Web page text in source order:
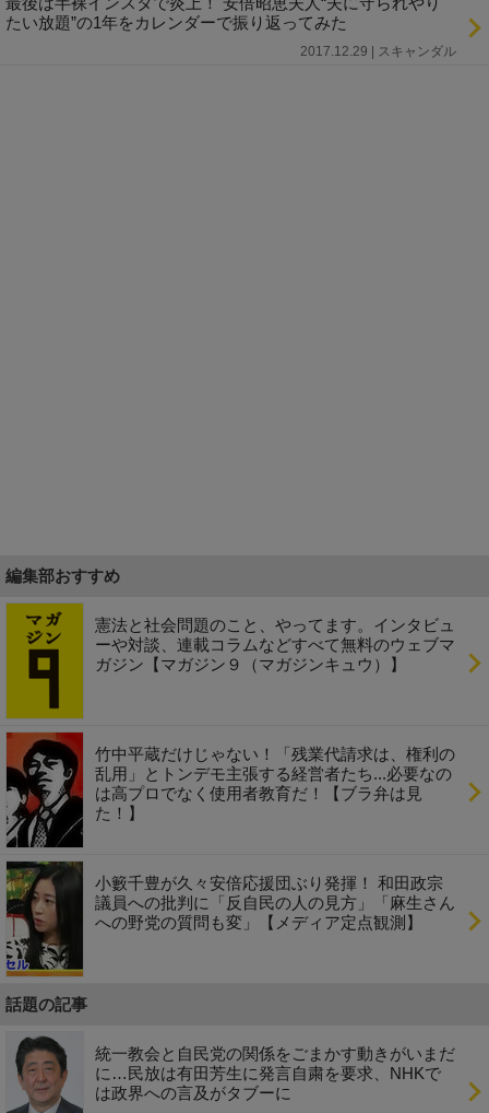
たい放題”の1年をカレンダーで振り返ってみた
2017.12.29 | スキャンダル
編集部おすすめ
憲法と社会問題のこと、やってます。インタビュ
ーや対談、連載コラムなどすべて無料のウェブマ
ガジン【マガジン９（マガジンキュウ）】
竹中平蔵だけじゃない！「残業代請求は、権利の
乱用」とトンデモ主張する経営者たち...必要なの
は高プロでなく使用者教育だ！【ブラ弁は見
た！】
小籔千豊が久々安倍応援団ぶり発揮！ 和田政宗
議員への批判に「反自民の人の見方」「麻生さん
への野党の質問も変」【メディア定点観測】
話題の記事
統一教会と自民党の関係をごまかす動きがいまだ
に…民放は有田芳生に発言自粛を要求、NHKで
は政界への言及がタブーに